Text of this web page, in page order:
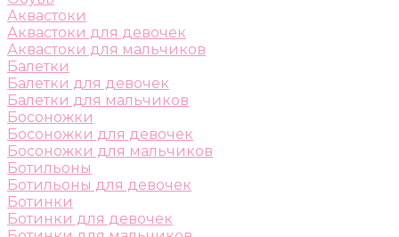
Аквастоки
Аквастоки для девочек
Аквастоки для мальчиков
Балетки
Балетки для девочек
Балетки для мальчиков
Босоножки
Босоножки для девочек
Босоножки для мальчиков
Ботильоны
Ботильоны для девочек
Ботинки
Ботинки для девочек